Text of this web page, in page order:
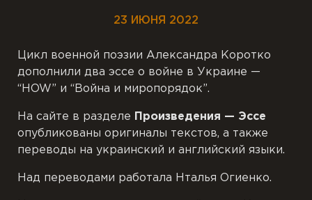
23 ИЮНЯ 2022
Цикл военной поэзии Александра Коротко
дополнили два эссе о войне в Украине —
“HOW” и “ Война и миропорядок”.
На сайте в разделе
Произведения — Эссе
опубликованы оригиналы текстов, а также
переводы на украинский и английский языки.
Над переводами работала Нталья Огиенко.